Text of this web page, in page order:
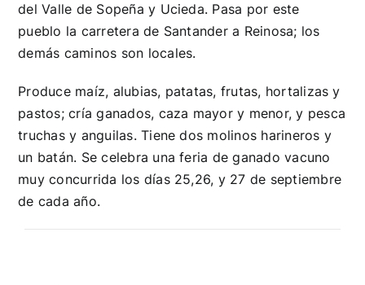
del Valle de Sopeña y Ucieda. Pasa por este
pueblo la carretera de Santander a Reinosa; los
demás caminos son locales.
Produce maíz, alubias, patatas, frutas, hortalizas y
pastos; cría ganados, caza mayor y menor, y pesca
truchas y anguilas. Tiene dos molinos harineros y
un batán. Se celebra una feria de ganado vacuno
muy concurrida los días 25,26, y 27 de septiembre
de cada año.